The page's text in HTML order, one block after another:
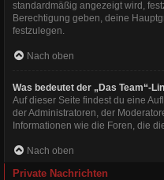
standardmäßig angezeigt wird,
Berechtigung geben, deine
festzulegen.
Nach oben
Was bedeutet der „Das Team“-
Auf dieser Seite findest du eine
der Administratoren, der
Informationen wie die Foren, die
Nach oben
Private Nachrichten